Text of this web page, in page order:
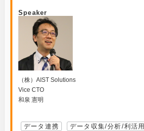
Speaker
（株）AIST Solutions
Vice CTO
和泉 憲明
データ連携
データ収集/分析/利活用